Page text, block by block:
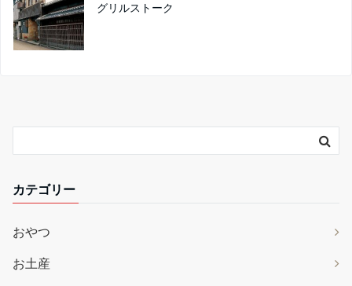
グリルストーク
カテゴリー
おやつ
お土産